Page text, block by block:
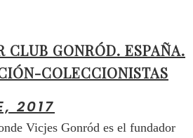
CLUB GONRÓD. ESPAÑA.
COLECCIONISTAS
2017
Vicjes Gonród es el fundador